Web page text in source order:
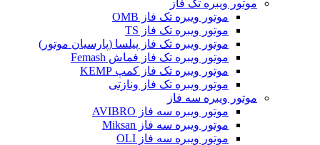
موتور ویبره تک فاز
موتور ویبره تک فاز OMB
موتور ویبره تک فاز TS
موتور ویبره تک فاز پیلسا (پارسیان موتور)
موتور ویبره تک فاز فماش Femash
موتور ویبره تک فاز کمپ KEMP
موتور ویبره تک فاز ونازتی
موتور ویبره سه فاز
موتور ویبره سه فاز AVIBRO
موتور ویبره سه فاز Miksan
موتور ویبره سه فاز OLI